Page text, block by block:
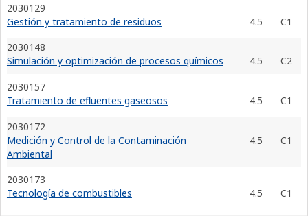
2030129
Gestión y tratamiento de residuos
4.5
C1
2030148
Simulación y optimización de procesos químicos
4.5
C2
2030157
Tratamiento de efluentes gaseosos
4.5
C1
2030172
Medición y Control de la Contaminación
Ambiental
4.5 C1
2030173
Tecnología de combustibles
4.5 C1